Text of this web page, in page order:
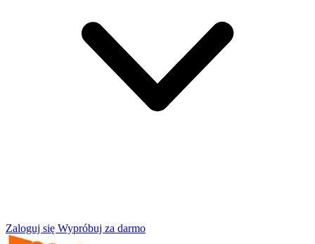
Zaloguj się Wypróbuj za darmo